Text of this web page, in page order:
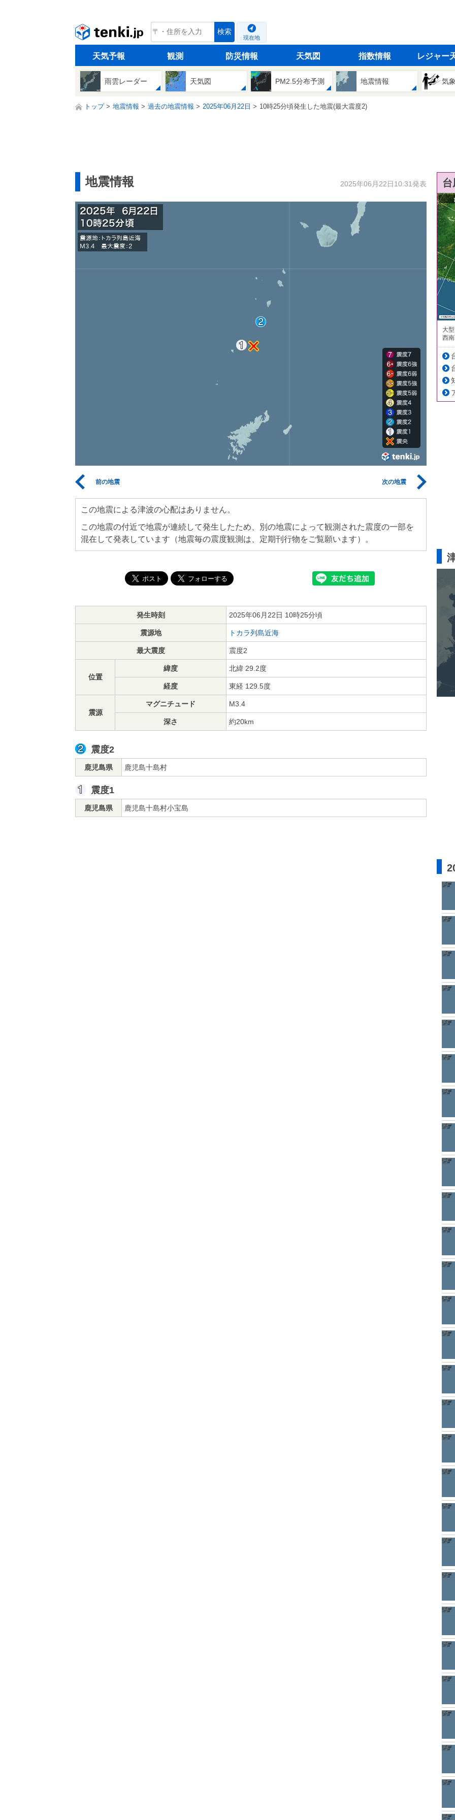
tenki.jp 検索
現在地
天気予報 観測 防災情報 天気図 指数情報 レジャー
雨雲レーダー 天気図 PM2.5分布予測 地震情報 気
トップ 地震情報 過去の地震情報 2025年06月22日 10時25分頃発生した地震(最大震度2)
地震情報 2025年06月22日10:31発表
前の地震 次の地震
この地震による津波の心配はありません。
この地震の付近で地震が連続して発生したため、別の地震によって観測された震度の一部を
混在して発表しています（地震毎の震度観測は、定期刊行物をご覧願います）。
発生時刻 2025年06月22日 10時25分頃
震源地 トカラ列島近海
最大震度 震度2
位置
緯度 北緯 29.2度
経度 東経 129.5度
震源
マグニチュード M3.4
深さ 約20km
震度2
鹿児島県 鹿児島十島村
震度1
鹿児島県 鹿児島十島村小宝島
大
西